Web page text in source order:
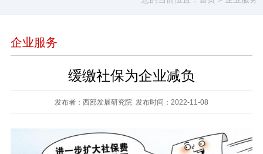
企业服务
缓缴社保为企业减负
发布者：西部发展研究院 发布时间：2022-11-08